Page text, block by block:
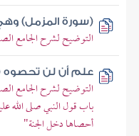
(سورة المزمل)
التوضيح لشرح الجامع
علم أن لن تحصوه
التوضيح لشرح الجامع
باب قول النبي صلى الله
أحصاها دخل الجنة"